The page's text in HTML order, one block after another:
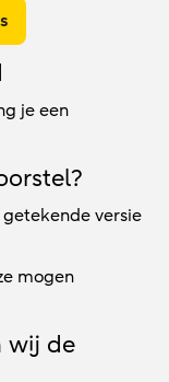
je een
versie
mogen
wij de